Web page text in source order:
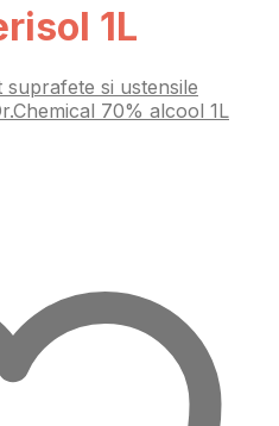
1L
si ustensile
70% alcool 1L